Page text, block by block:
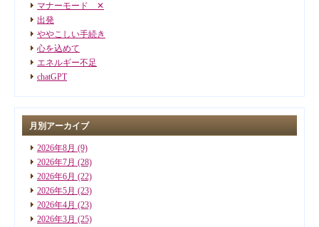
マナーモード ✕
出発
ややこしい手続き
心を込めて
エネルギー不足
chatGPT
月別アーカイブ
2026年8月 (9)
2026年7月 (28)
2026年6月 (22)
2026年5月 (23)
2026年4月 (23)
2026年3月 (25)